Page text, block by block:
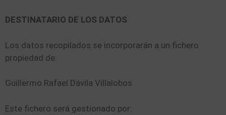
DESTINATARIO DE LOS DATOS
Los datos recopilados se incorporarán a un fichero
propiedad de:
Guillermo Rafael Dávila Villalobos
Este fichero será gestionado por: